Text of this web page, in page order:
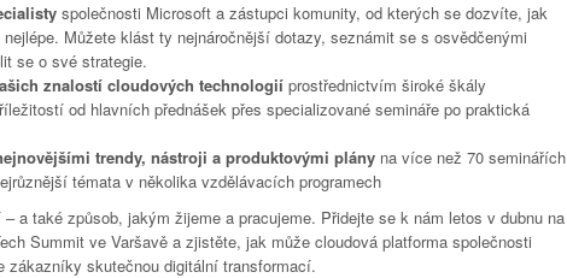
společnosti Microsoft a zástupci komunity, od kterých se dozvíte, jak
Můžete klást ty nejnáročnější dotazy, seznámit se s osvědčenými
se o své strategie.
znalostí cloudových technologií prostřednictvím široké škály
od hlavních přednášek přes specializované semináře po praktická
trendy, nástroji a produktovými plány na více než 70 seminářích
témata v několika vzdělávacích programech
a také způsob, jakým žijeme a pracujeme. Přidejte se k nám letos v dubnu na
Summit ve Varšavě a zjistěte, jak může cloudová platforma společnosti
zákazníky skutečnou digitální transformací.